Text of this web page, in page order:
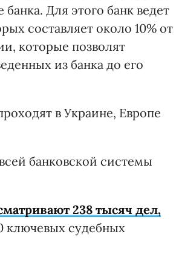
Для этого банк ведет
составляет около 10% от
которые позволят
из банка до его
в Украине, Европе
банковской системы
238 тысяч дел,
ключевых судебных